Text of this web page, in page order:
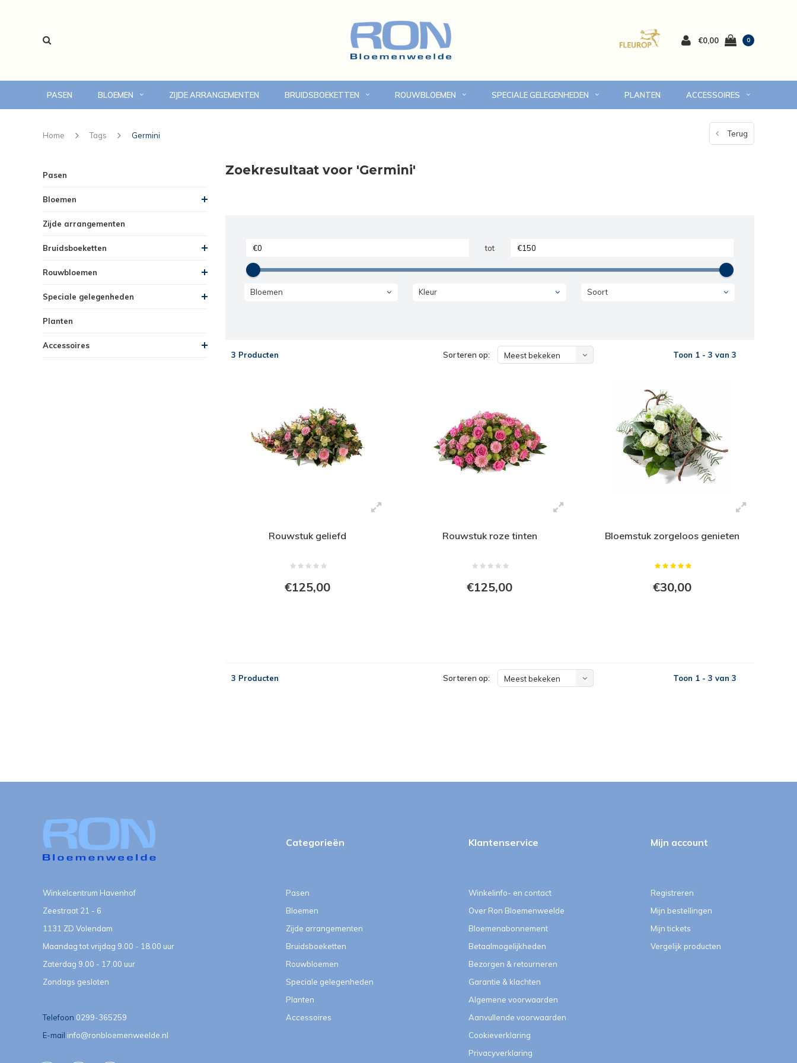
€0,00 0
PASEN BLOEMEN ZIJDE ARRANGEMENTEN BRUIDSBOEKETTEN ROUWBLOEMEN SPECIALE GELEGENHEDEN PLANTEN ACCESSOIRES
voor 14:00 uur besteld, vandaag bezorgd Online bloemen bestellen Eigen bezorgdienst in Volendam en omgeving 7 dagen versgarantie
Home Tags Germini Terug
Pasen
Bloemen
Zijde arrangementen
Bruidsboeketten
Rouwbloemen
Speciale gelegenheden
Planten
Accessoires
Zoekresultaat voor 'Germini'
tot
Bloemen Kleur Soort
3 Producten Sorteren op: Meest bekeken Toon 1 - 3 van 3
Rouwstuk geliefd
€125,00
Rouwstuk roze tinten
€125,00
Bloemstuk zorgeloos genieten
€30,00
3 Producten Sorteren op: Meest bekeken Toon 1 - 3 van 3
Winkelcentrum Havenhof
Zeestraat 21 - 6
1131 ZD Volendam
Maandag tot vrijdag 9.00 - 18.00 uur
Zaterdag 9.00 - 17.00 uur
Zondags gesloten
Telefoon 0299-365259
E-mail info@ronbloemenweelde.nl
Categorieën
Pasen
Bloemen
Zijde arrangementen
Bruidsboeketten
Rouwbloemen
Speciale gelegenheden
Planten
Accessoires
Klantenservice
Winkelinfo- en contact
Over Ron Bloemenweelde
Bloemenabonnement
Betaalmogelijkheden
Bezorgen & retourneren
Garantie & klachten
Algemene voorwaarden
Aanvullende voorwaarden
Cookieverklaring
Privacyverklaring
Mijn account
Registreren
Mijn bestellingen
Mijn tickets
Vergelijk producten